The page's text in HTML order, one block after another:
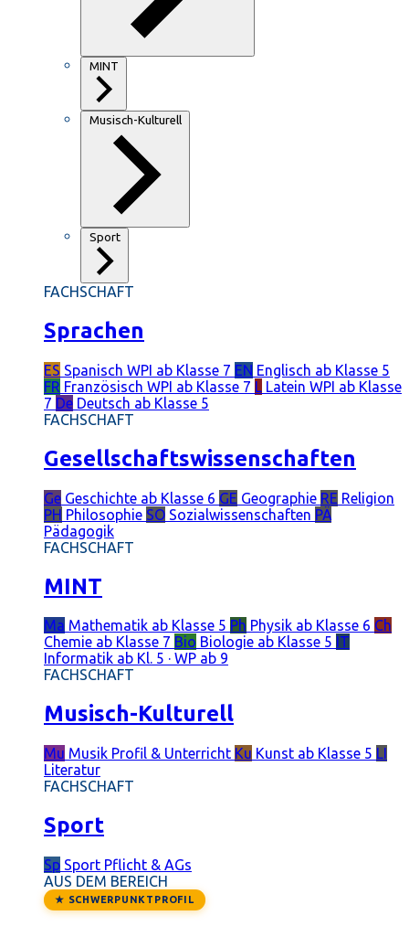
MINT
Musisch-Kulturell
Sport
FACHSCHAFT
Sprachen
ES Spanisch WPI ab Klasse 7 EN Englisch ab Klasse 5
FR Französisch WPI ab Klasse 7 L Latein WPI ab Klasse
7 De Deutsch ab Klasse 5
FACHSCHAFT
Gesellschaftswissenschaften
Ge Geschichte ab Klasse 6 GE Geographie RE Religion
PH Philosophie SO Sozialwissenschaften PÄ
Pädagogik
FACHSCHAFT
MINT
Ma Mathematik ab Klasse 5 Ph Physik ab Klasse 6 Ch
Chemie ab Klasse 7 Bio Biologie ab Klasse 5 IT
Informatik ab Kl. 5 · WP ab 9
FACHSCHAFT
Musisch-Kulturell
Mu Musik Profil & Unterricht Ku Kunst ab Klasse 5 LI
Literatur
FACHSCHAFT
Sport
Sp Sport Pflicht & AGs
AUS DEM BEREICH
★ SCHWERPUNKTPROFIL